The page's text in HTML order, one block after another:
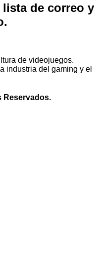
de correo y
de videojuegos.
industria del gaming y el
Reservados.